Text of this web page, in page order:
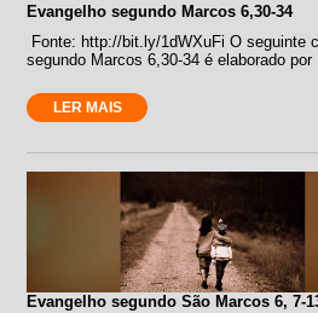
Evangelho segundo Marcos 6,30-34
Fonte: http://bit.ly/1dWXuFi O seguinte
segundo Marcos 6,30-34 é elaborado
LER MAIS
Evangelho segundo São Marcos 6, 7-